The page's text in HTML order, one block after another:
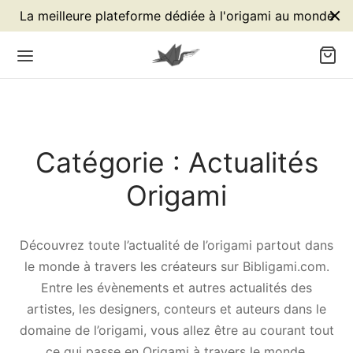
La meilleure plateforme dédiée à l'origami au monde
Catégorie : Actualités
Origami
Découvrez toute l’actualité de l’origami partout dans
le monde à travers les créateurs sur Bibligami.com.
Entre les évènements et autres actualités des
artistes, les designers, conteurs et auteurs dans le
domaine de l’origami, vous allez être au courant tout
de la bombe à eau
origami du poisson
origami blintzée du poisson
origami traditionnel
Origami Minimaliste
et gadgets